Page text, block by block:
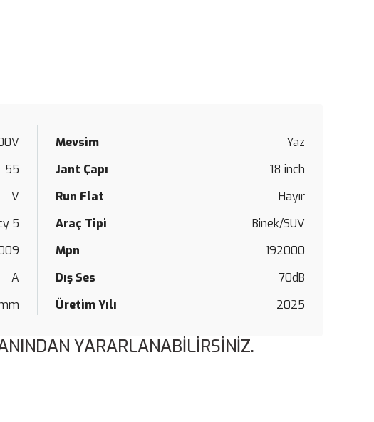
Mevsim
Yaz
55 Jant Çapı
18 inch
V Run Flat
Hayır
5 Araç Tipi
Binek/SUV
Mpn
192000
A Dış Ses
70dB
Üretim Yılı 2025
YARARLANABİLİRSİNİZ.